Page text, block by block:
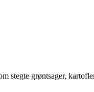
stegte grøntsager,